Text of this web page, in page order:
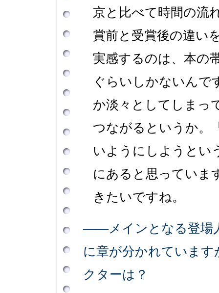
京と比べて時間の流
賞前と受賞後の違い
実感するのは、本の
ぐらいしかないんで
か淡々としてしまっ
つながるというか。
いようにしようとい
にあると思っていま
きたいですね。
――メインとなる登場
に章が分かれていま
クターは？